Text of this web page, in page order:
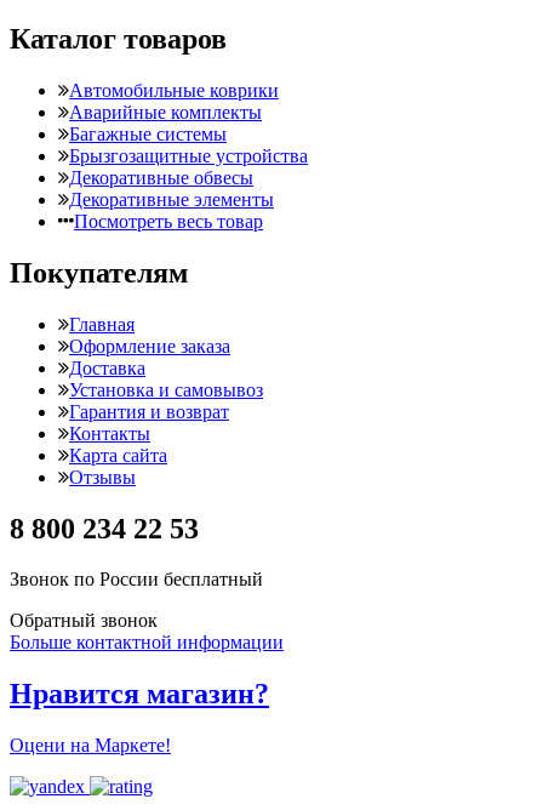
Каталог товаров
Автомобильные коврики
Аварийные комплекты
Багажные системы
Брызгозащитные устройства
Декоративные обвесы
Декоративные элементы
Посмотреть весь товар
Покупателям
Главная
Оформление заказа
Доставка
Установка и самовывоз
Гарантия и возврат
Контакты
Карта сайта
Отзывы
8 800 234 22 53
Звонок по России бесплатный
Обратный звонок
Больше контактной информации
Нравится магазин?
Оцени на Маркете!